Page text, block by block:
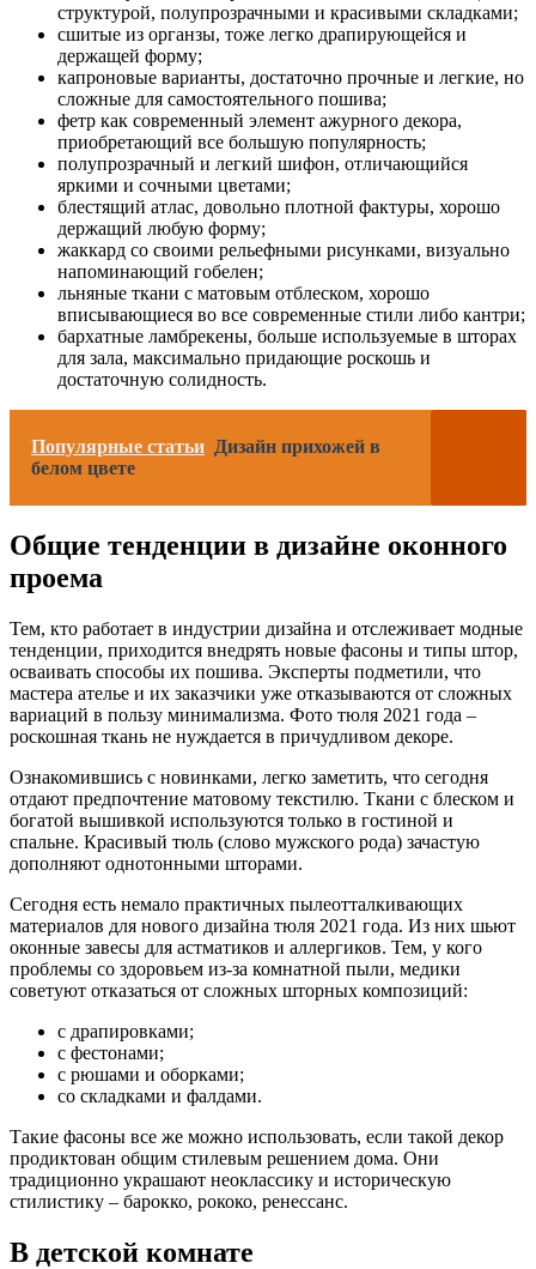
структурой, полупрозрачными и красивыми складками;
сшитые из органзы, тоже легко драпирующейся и
держащей форму;
капроновые варианты, достаточно прочные и легкие, но
сложные для самостоятельного пошива;
фетр как современный элемент ажурного декора,
приобретающий все большую популярность;
полупрозрачный и легкий шифон, отличающийся
яркими и сочными цветами;
блестящий атлас, довольно плотной фактуры, хорошо
держащий любую форму;
жаккард со своими рельефными рисунками, визуально
напоминающий гобелен;
льняные ткани с матовым отблеском, хорошо
вписывающиеся во все современные стили либо кантри;
бархатные ламбрекены, больше используемые в шторах
для зала, максимально придающие роскошь и
достаточную солидность.
Популярные статьи Дизайн прихожей в
белом цвете
Общие тенденции в дизайне оконного
проема
Тем, кто работает в индустрии дизайна и отслеживает модные
тенденции, приходится внедрять новые фасоны и типы штор,
осваивать способы их пошива. Эксперты подметили, что
мастера ателье и их заказчики уже отказываются от сложных
вариаций в пользу минимализма. Фото тюля 2021 года –
роскошная ткань не нуждается в причудливом декоре.
Ознакомившись с новинками, легко заметить, что сегодня
отдают предпочтение матовому текстилю. Ткани с блеском и
богатой вышивкой используются только в гостиной и
спальне. Красивый тюль (слово мужского рода) зачастую
дополняют однотонными шторами.
Сегодня есть немало практичных пылеотталкивающих
материалов для нового дизайна тюля 2021 года. Из них шьют
оконные завесы для астматиков и аллергиков. Тем, у кого
проблемы со здоровьем из-за комнатной пыли, медики
советуют отказаться от сложных шторных композиций:
с драпировками;
с фестонами;
с рюшами и оборками;
со складками и фалдами.
Такие фасоны все же можно использовать, если такой декор
продиктован общим стилевым решением дома. Они
традиционно украшают неоклассику и историческую
стилистику – барокко, рококо, ренессанс.
В детской комнате